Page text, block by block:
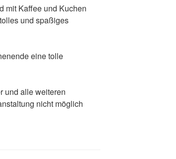
mit Kaffee und Kuchen
und spaßiges
eine tolle
und alle weiteren
nicht möglich